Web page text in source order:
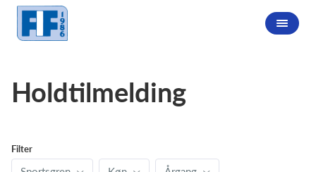
Holdtilmelding
Filter